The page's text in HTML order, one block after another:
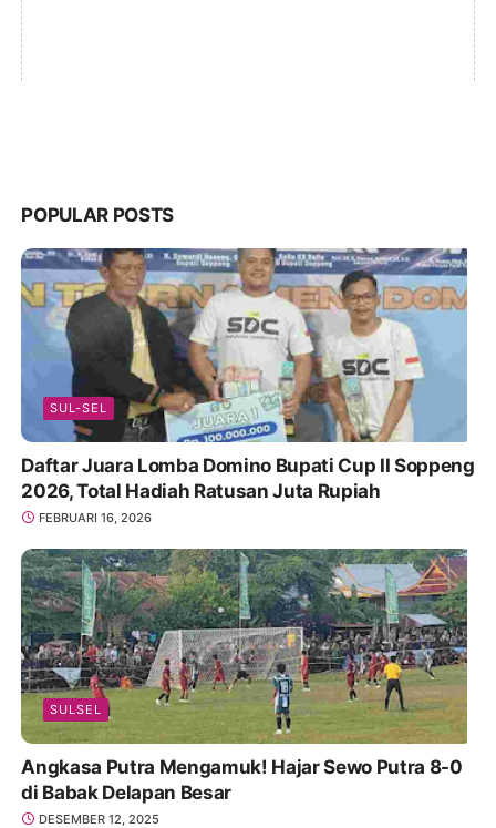
POPULAR POSTS
SUL-SEL
Daftar Juara Lomba Domino Bupati Cup II Soppeng
2026, Total Hadiah Ratusan Juta Rupiah
FEBRUARI 16, 2026
SULSEL
Angkasa Putra Mengamuk! Hajar Sewo Putra 8-0
di Babak Delapan Besar
DESEMBER 12, 2025